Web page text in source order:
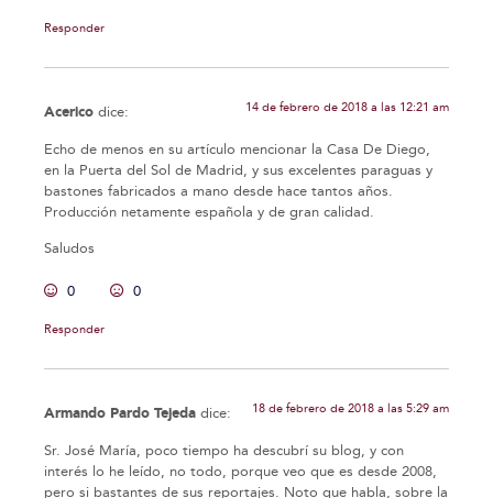
Responder
Acerico dice: 14 de febrero de 2018 a las 12:21 am
Echo de menos en su artículo mencionar la Casa De Diego,
en la Puerta del Sol de Madrid, y sus excelentes paraguas y
bastones fabricados a mano desde hace tantos años.
Producción netamente española y de gran calidad.
Saludos
0 0
Responder
Armando Pardo Tejeda dice: 18 de febrero de 2018 a las 5:29 am
Sr. José María, poco tiempo ha descubrí su blog, y con
interés lo he leído, no todo, porque veo que es desde 2008,
pero si bastantes de sus reportajes. Noto que habla, sobre la